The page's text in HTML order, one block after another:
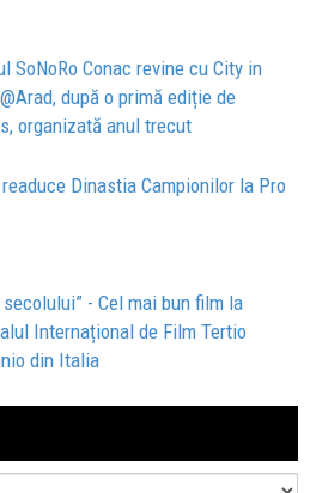
SoNoRo Conac revine cu City in
după o primă ediție de
organizată anul trecut
Dinastia Campionilor la Pro
- Cel mai bun film la
Internațional de Film Tertio
din Italia